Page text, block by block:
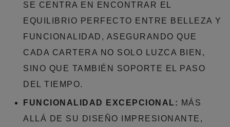
SE CENTRA EN ENCONTRAR EL
EQUILIBRIO PERFECTO ENTRE BELLEZA Y
FUNCIONALIDAD, ASEGURANDO QUE
CADA CARTERA NO SOLO LUZCA BIEN,
SINO QUE TAMBIÉN SOPORTE EL PASO
DEL TIEMPO.
FUNCIONALIDAD EXCEPCIONAL: MÁS
ALLÁ DE SU DISEÑO IMPRESIONANTE,